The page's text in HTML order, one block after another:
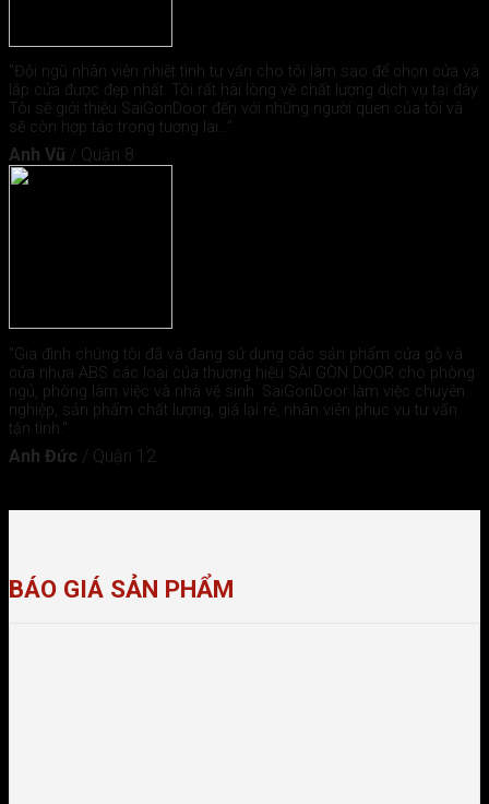
"Đội ngũ nhân viên nhiệt tình tư vấn cho tôi làm sao để chọn cửa và
lắp cửa được đẹp nhất. Tôi rất hài lòng về chất lượng dịch vụ tại đây.
Tôi sẽ giới thiệu SaiGonDoor đến với những người quen của tôi và
sẽ còn hợp tác trong tương lai..."
Anh Vũ / Quận 8
"Gia đình chúng tôi đã và đang sử dụng các sản phẩm cửa gỗ và
cửa nhựa ABS các loại của thương hiệu SÀI GÒN DOOR cho phòng
ngủ, phòng làm việc và nhà vệ sinh. SaiGonDoor làm việc chuyên
nghiệp, sản phẩm chất lượng, giá lại rẻ, nhân viên phục vụ tư vấn
tận tình."
Anh Đức / Quận 12
BÁO GIÁ SẢN PHẨM